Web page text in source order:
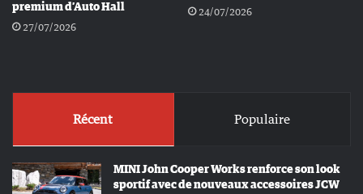
premium d’Auto Hall
27/07/2026
24/07/2026
Récent Populaire
MINI John Cooper Works renforce son look
sportif avec de nouveaux accessoires JCW